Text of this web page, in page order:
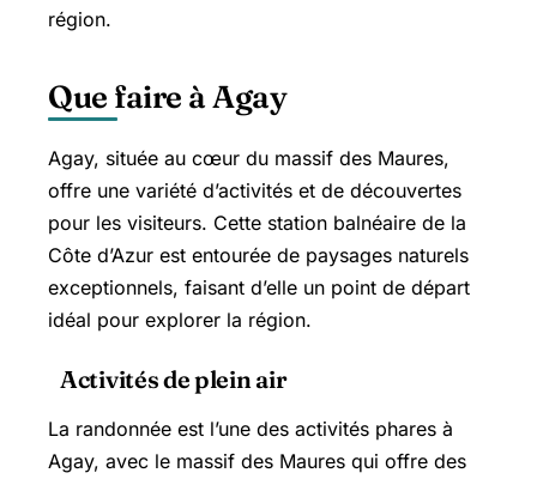
région.
Que faire à Agay
Agay, située au cœur du massif des Maures,
offre une variété d’activités et de découvertes
pour les visiteurs. Cette station balnéaire de la
Côte d’Azur est entourée de paysages naturels
exceptionnels, faisant d’elle un point de départ
idéal pour explorer la région.
Activités de plein air
La randonnée est l’une des activités phares à
Agay, avec le massif des Maures qui offre des